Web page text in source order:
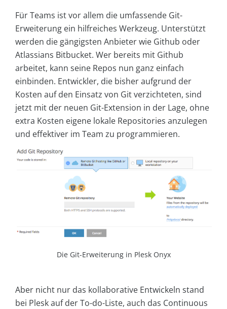
Für Teams ist vor allem die umfassende Git-
Erweiterung ein hilfreiches Werkzeug. Unterstützt
werden die gängigsten Anbieter wie Github oder
Atlassians Bitbucket. Wer bereits mit Github
arbeitet, kann seine Repos nun ganz einfach
einbinden. Entwickler, die bisher aufgrund der
Kosten auf den Einsatz von Git verzichteten, sind
jetzt mit der neuen Git-Extension in der Lage, ohne
extra Kosten eigene lokale Repositories anzulegen
und effektiver im Team zu programmieren.
Die Git-Erweiterung in Plesk Onyx
Aber nicht nur das kollaborative Entwickeln stand
bei Plesk auf der To-do-Liste, auch das Continuous